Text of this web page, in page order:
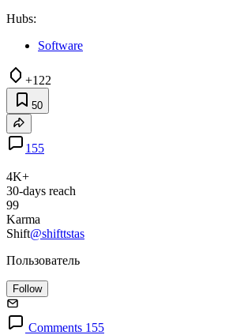
Hubs:
Software
+122
50
155
4K+
30-days reach
99
Karma
Shift@shifttstas
Пользователь
Follow
Comments 155